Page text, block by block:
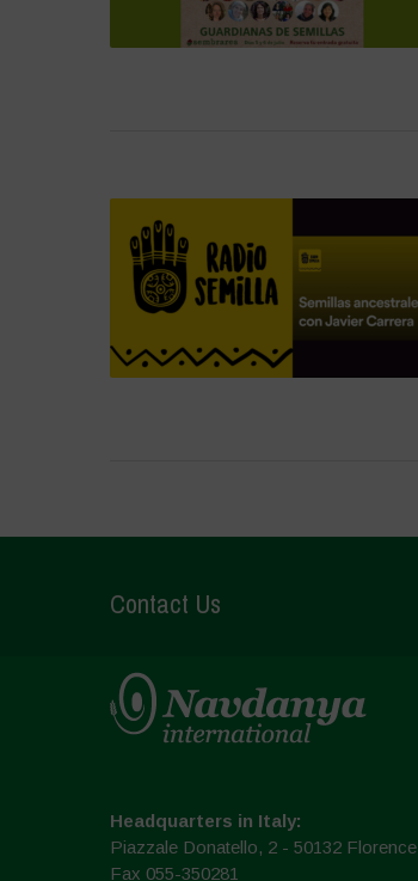
Contact Us
Headquarters in Italy:
Piazzale Donatello, 2 - 50132 Florence
Fax 055-350281